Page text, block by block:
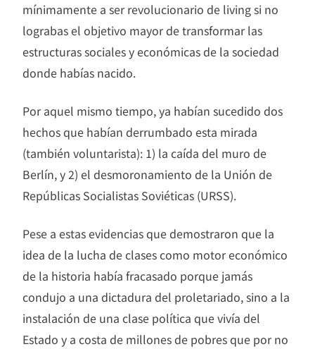
mínimamente a ser revolucionario de living si no
lograbas el objetivo mayor de transformar las
estructuras sociales y económicas de la sociedad
donde habías nacido.
Por aquel mismo tiempo, ya habían sucedido dos
hechos que habían derrumbado esta mirada
(también voluntarista): 1) la caída del muro de
Berlín, y 2) el desmoronamiento de la Unión de
Repúblicas Socialistas Soviéticas (URSS).
Pese a estas evidencias que demostraron que la
idea de la lucha de clases como motor económico
de la historia había fracasado porque jamás
condujo a una dictadura del proletariado, sino a la
instalación de una clase política que vivía del
Estado y a costa de millones de pobres que por no